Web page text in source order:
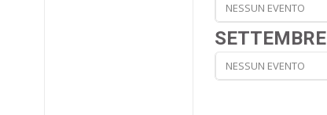
NESSUN EVENTO
SETTEMBRE
NESSUN EVENTO